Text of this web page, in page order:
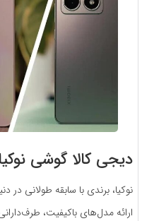
دیجی کالا گوشی
نوکیا، برندی با سابقه طولانی
ارائه مدل‌های باکیفیت،